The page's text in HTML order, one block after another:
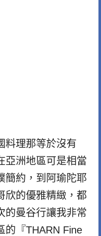
料理那等於沒有
亞洲地區可是相當
簡約，到阿瑜陀耶
欣的優雅精緻，都
的曼谷行讓我非常
的『THARN Fine